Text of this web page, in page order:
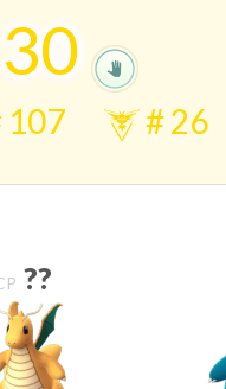
30
107 #26
??